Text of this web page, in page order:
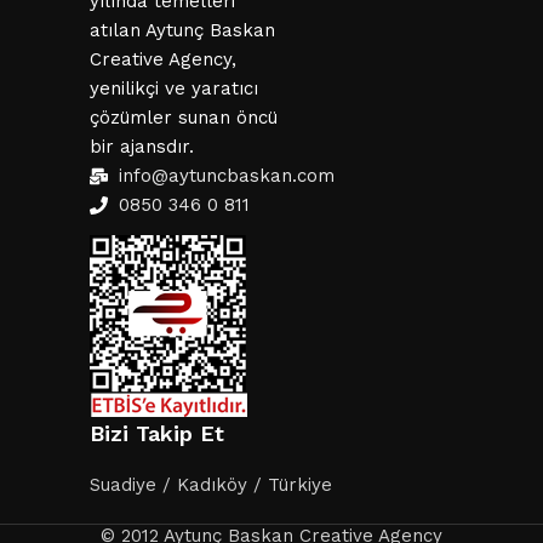
atılan Aytunç Baskan
Creative Agency,
yenilikçi ve yaratıcı
çözümler sunan öncü
bir ajansdır.
info@aytuncbaskan.com
0850 346 0 811
Bizi Takip Et
Suadiye / Kadıköy / Türkiye
© 2012 Aytunç Baskan Creative Agency